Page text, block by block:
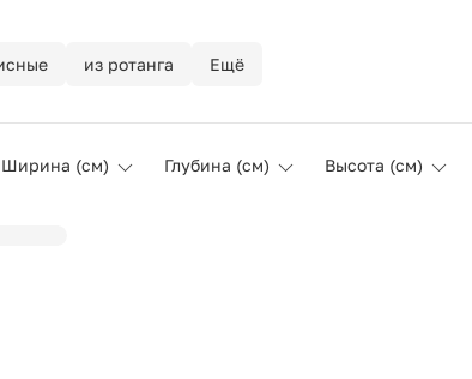
из ротанга Ещё
Ширина (см) Глубина (см) Высота (см)